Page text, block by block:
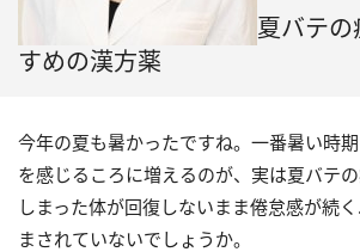
夏バテ
すめの漢方薬
今年の夏も暑かったですね。一番暑い時
を感じるころに増えるのが、実は夏バテ
しまった体が回復しないまま倦怠感が続
まされていないでしょうか。